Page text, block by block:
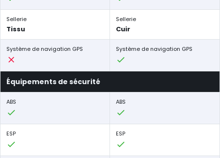
Sellerie
Tissu
Sellerie
Cuir
Système de navigation GPS Système de navigation GPS
Équipements de sécurité
ABS ABS
ESP ESP